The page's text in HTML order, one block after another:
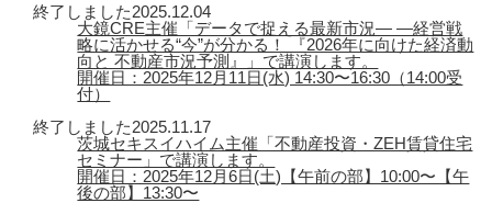
終了しました2025.12.04
大鏡CRE主催「データで捉える最新市況― ―経営戦
略に活かせる“今”が分かる！ 『2026年に向けた経済動
向と 不動産市況予測』」で講演します。
開催日：2025年12月11日(水) 14:30〜16:30（14:00受
付）
終了しました2025.11.17
茨城セキスイハイム主催「不動産投資・ZEH賃貸住宅
セミナー」で講演します。
開催日：2025年12月6日(土)【午前の部】10:00〜【午
後の部】13:30〜